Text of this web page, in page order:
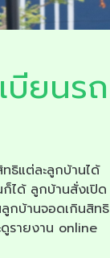
บียนรถ
ธิแต่ละลูกบ้านได้
ก็ได้ ลูกบ้านสั่งเปิด
กบ้านจอดเกินสิทธิ
ดูรายงาน online